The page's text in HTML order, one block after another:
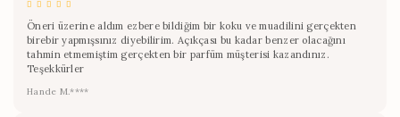
Öneri üzerine aldım ezbere bildiğim bir koku ve muadilini gerçekten
birebir yapmışsınız diyebilirim. Açıkçası bu kadar benzer olacağını
tahmin etmemiştim gerçekten bir parfüm müşterisi kazandınız.
Teşekkürler
Hande M.****